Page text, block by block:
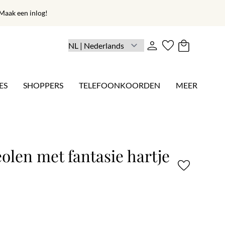
een inlog!
SHOPPERS TELEFOONKOORDEN MEER
met fantasie hartje